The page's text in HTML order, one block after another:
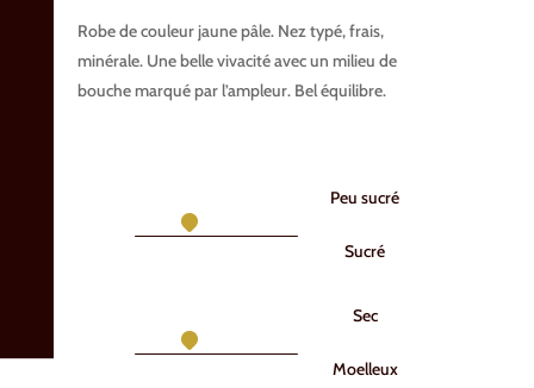
Robe de couleur jaune pâle. Nez typé, frais,
minérale. Une belle vivacité avec un milieu de
bouche marqué par l’ampleur. Bel équilibre.
Peu sucré
Sucré
Sec
Moelleux